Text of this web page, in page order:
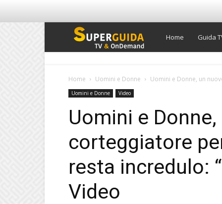
Super
Home Guida
Home Uomini e Donne Uomini e Donne, un
Uomini e Donne Video
Uomini e
corteggiatore
resta incredulo:
Video